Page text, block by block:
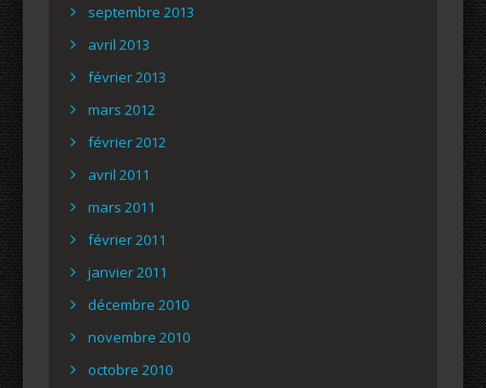
septembre 2013
avril 2013
février 2013
mars 2012
février 2012
avril 2011
mars 2011
février 2011
janvier 2011
décembre 2010
novembre 2010
octobre 2010